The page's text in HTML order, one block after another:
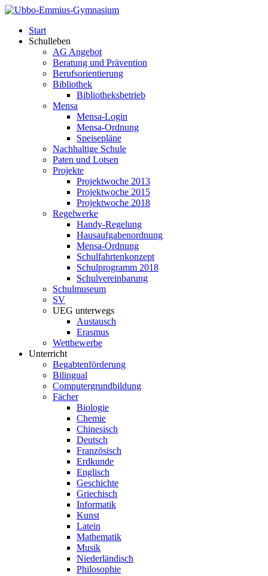
Start
Schulleben
AG Angebot
Beratung und Prävention
Berufsorientierung
Bibliothek
Bibliotheksbetrieb
Mensa
Mensa-Login
Mensa-Ordnung
Speisepläne
Nachhaltige Schule
Paten und Lotsen
Projekte
Projektwoche 2013
Projektwoche 2015
Projektwoche 2018
Regelwerke
Handy-Regelung
Hausaufgabenordnung
Mensa-Ordnung
Schulfahrtenkonzept
Schulprogramm 2018
Schulvereinbarung
Schulmuseum
SV
UEG unterwegs
Austausch
Erasmus
Wettbewerbe
Unterricht
Begabtenförderung
Bilingual
Computergrundbildung
Fächer
Biologie
Chemie
Chinesisch
Deutsch
Französisch
Erdkunde
Englisch
Geschichte
Griechisch
Informatik
Kunst
Latein
Mathematik
Musik
Niederländisch
Philosophie